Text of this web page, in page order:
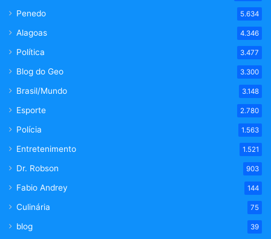
Penedo 5.634
Alagoas 4.346
Política 3.477
Blog do Geo 3.300
Brasil/Mundo 3.148
Esporte 2.780
Polícia 1.563
Entretenimento 1.521
Dr. Robson 903
Fabio Andrey 144
Culinária 75
blog 39